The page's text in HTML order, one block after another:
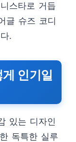
스타로 거듭
글 슈즈 코디
.
인기일
있는 디자인
독특한 실루